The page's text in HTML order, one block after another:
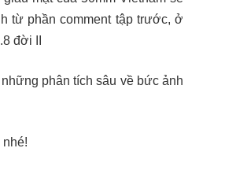
từ phần comment tập trước, ở
đời II
phân tích sâu về bức ảnh